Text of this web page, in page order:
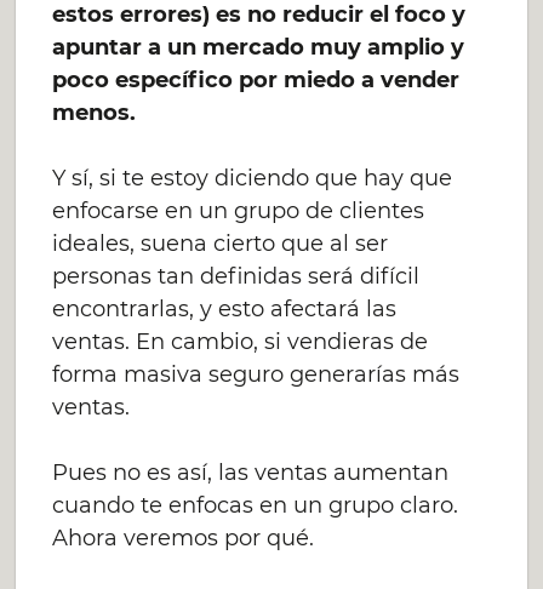
estos errores) es no reducir el foco y
apuntar a un mercado muy amplio y
poco específico por miedo a vender
menos.
Y sí, si te estoy diciendo que hay que
enfocarse en un grupo de clientes
ideales, suena cierto que al ser
personas tan definidas será difícil
encontrarlas, y esto afectará las
ventas. En cambio, si vendieras de
forma masiva seguro generarías más
ventas.
Pues no es así, las ventas aumentan
cuando te enfocas en un grupo claro.
Ahora veremos por qué.